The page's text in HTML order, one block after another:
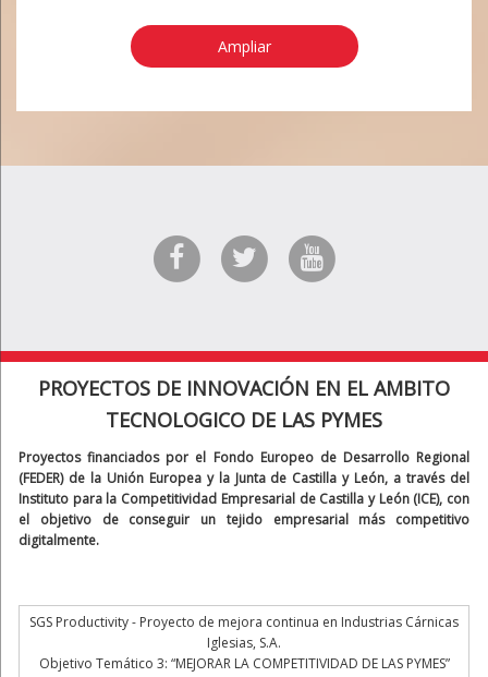
Ampliar
PROYECTOS DE INNOVACIÓN EN EL AMBITO
TECNOLOGICO DE LAS PYMES
Proyectos financiados por el Fondo Europeo de Desarrollo Regional
(FEDER) de la Unión Europea y la Junta de Castilla y León, a través del
Instituto para la Competitividad Empresarial de Castilla y León (ICE), con
el objetivo de conseguir un tejido empresarial más competitivo
digitalmente.
SGS Productivity - Proyecto de mejora continua en Industrias Cárnicas
Iglesias, S.A.
Objetivo Temático 3: “MEJORAR LA COMPETITIVIDAD DE LAS PYMES”